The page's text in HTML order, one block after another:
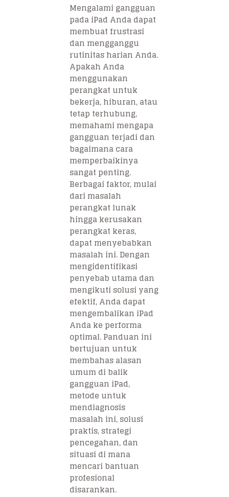
Mengalami gangguan
pada iPad Anda dapat
membuat frustrasi
dan mengganggu
rutinitas harian Anda.
Apakah Anda
menggunakan
perangkat untuk
bekerja, hiburan, atau
tetap terhubung,
memahami mengapa
gangguan terjadi dan
bagaimana cara
memperbaikinya
sangat penting.
Berbagai faktor, mulai
dari masalah
perangkat lunak
hingga kerusakan
perangkat keras,
dapat menyebabkan
masalah ini. Dengan
mengidentifikasi
penyebab utama dan
mengikuti solusi yang
efektif, Anda dapat
mengembalikan iPad
Anda ke performa
optimal. Panduan ini
bertujuan untuk
membahas alasan
umum di balik
gangguan iPad,
metode untuk
mendiagnosis
masalah ini, solusi
praktis, strategi
pencegahan, dan
situasi di mana
mencari bantuan
profesional
disarankan.